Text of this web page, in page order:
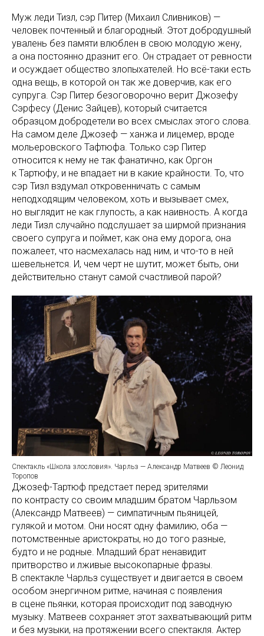
Муж леди Тизл, сэр Питер (Михаил Сливников) —
человек почтенный и благородный. Этот добродушный
увалень без памяти влюблен в свою молодую жену,
а она постоянно дразнит его. Он страдает от ревности
и осуждает общество злопыхателей. Но всё-таки есть
одна вещь, в которой он так же доверчив, как его
супруга. Сэр Питер безоговорочно верит Джозефу
Сэрфесу (Денис Зайцев), который считается
образцом добродетели во всех смыслах этого слова.
На самом деле Джозеф — ханжа и лицемер, вроде
мольеровского Тафтюфа. Только сэр Питер
относится к нему не так фанатично, как Оргон
к Тартюфу, и не впадает ни в какие крайности. То, что
сэр Тизл вздумал откровенничать с самым
неподходящим человеком, хоть и вызывает смех,
но выглядит не как глупость, а как наивность. А когда
леди Тизл случайно подслушает за ширмой признания
своего супруга и поймет, как она ему дорога, она
пожалеет, что насмехалась над ним, и что-то в ней
шевельнется. И, чем черт не шутит, может быть, они
действительно станут самой счастливой парой?
Спектакль «Школа злословия». Чарльз — Александр Матвеев © Леонид
Торопов
Джозеф-Тартюф предстает перед зрителями
по контрасту со своим младшим братом Чарльзом
(Александр Матвеев) — симпатичным пьяницей,
гулякой и мотом. Они носят одну фамилию, оба —
потомственные аристократы, но до того разные,
будто и не родные. Младший брат ненавидит
притворство и лживые высокопарные фразы.
В спектакле Чарльз существует и двигается в своем
особом энергичном ритме, начиная с появления
в сцене пьянки, которая происходит под заводную
музыку. Матвеев сохраняет этот захватывающий ритм
и без музыки, на протяжении всего спектакля. Актер